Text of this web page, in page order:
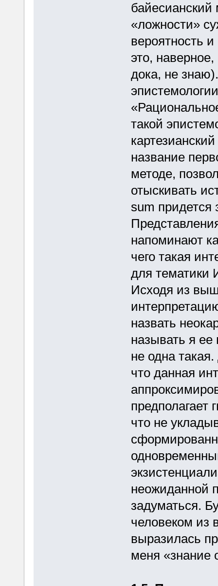
байесианский
«ложности»
вероятность
это,
дока, не
такой
название
методе,
отыскивать
sum придется
напоминают
чего такая
для тематики
Исходя из
назвать
называть я ее
не одна
что данная
предполагает
что не
неожиданной
задуматься.
человеком из
выразилась
меня «знание